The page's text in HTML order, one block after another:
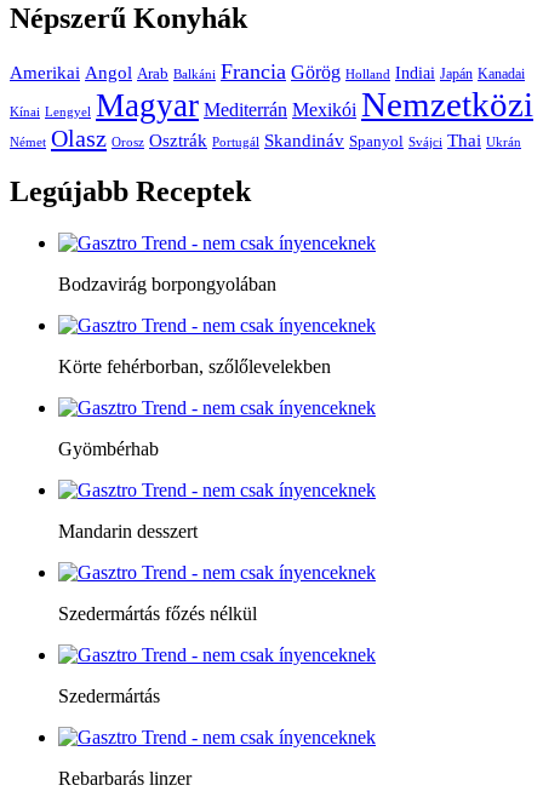
Népszerű Konyhák
Amerikai Angol Arab Balkáni Francia Görög Holland Indiai Japán Kanadai
Kínai Lengyel Magyar Mediterrán Mexikói Nemzetközi
Német Olasz Orosz Osztrák Portugál Skandináv Spanyol Svájci Thai Ukrán
Legújabb Receptek
Bodzavirág borpongyolában
Körte fehérborban, szőlőlevelekben
Gyömbérhab
Mandarin desszert
Szedermártás főzés nélkül
Szedermártás
Rebarbarás linzer